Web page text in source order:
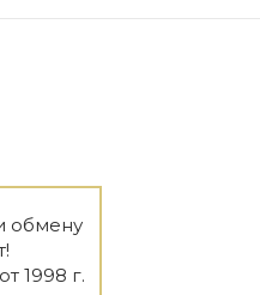
обмену
1998 г.